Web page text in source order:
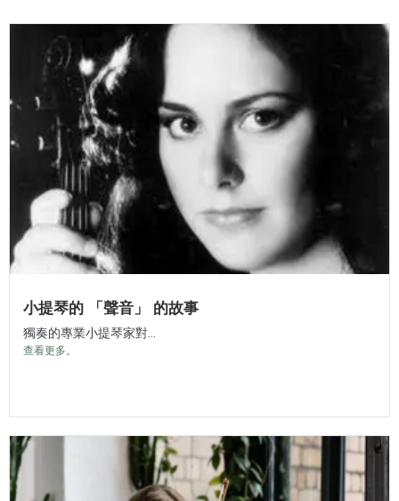
小提琴的 「聲音」 的故事
獨奏的專業小提琴家對...
查看更多。